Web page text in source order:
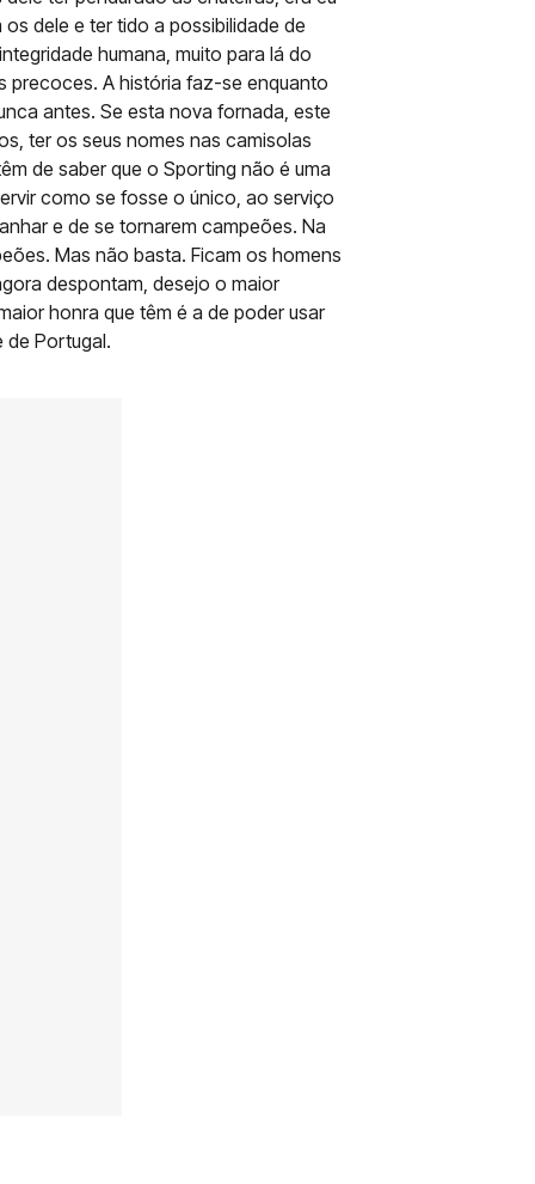
dele e ter tido a possibilidade de
humana, muito para lá do
precoces. A história faz-se enquanto
antes. Se esta nova fornada, este
ter os seus nomes nas camisolas
de saber que o Sporting não é uma
como se fosse o único, ao serviço
e de se tornarem campeões. Na
Mas não basta. Ficam os homens
despontam, desejo o maior
honra que têm é a de poder usar
de Portugal.